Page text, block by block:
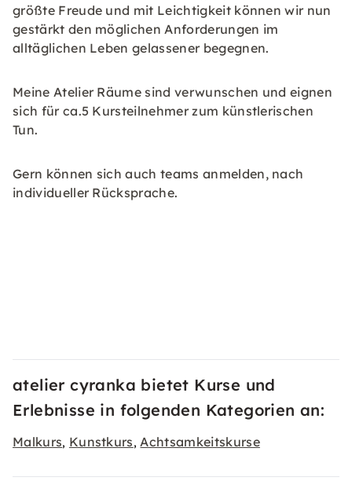
größte Freude und mit Leichtigkeit können wir nun
gestärkt den möglichen Anforderungen im
alltäglichen Leben gelassener begegnen.
Meine Atelier Räume sind verwunschen und eignen
sich für ca.5 Kursteilnehmer zum künstlerischen
Tun.
Gern können sich auch teams anmelden, nach
individueller Rücksprache.
atelier cyranka bietet Kurse und
Erlebnisse in folgenden Kategorien an:
Malkurs, Kunstkurs,Achtsamkeitskurse